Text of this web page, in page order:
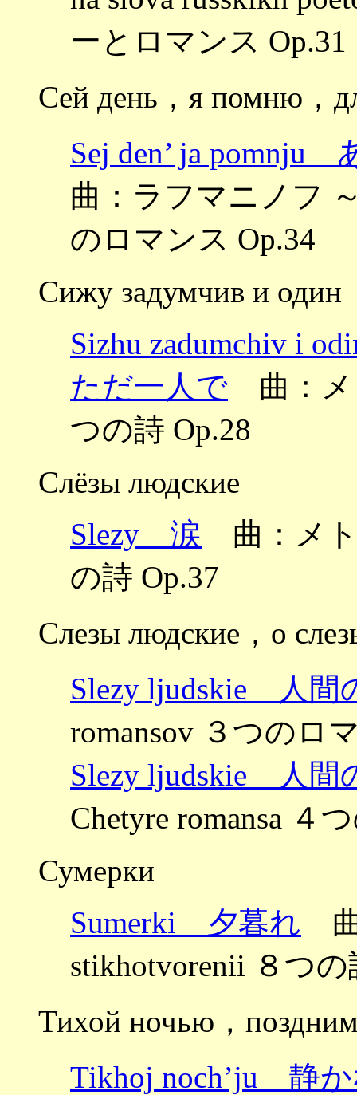
ーとロマンス Op.31
Сей день，я помню，
Sej den’ ja pomnju
曲：ラフマニノフ ～
のロマンス Op.34
Сижу задумчив и один
Sizhu zadumchiv
ただ一人で 曲：メ
つの詩 Op.28
Слёзы людские
Slezy 涙 曲：メト
の詩 Op.37
Слезы людские，о
Slezy ljudskie 人間
romansov ３つのロ
Slezy ljudskie 人間
Chetyre romansa ４
Сумерки
Sumerki 夕暮れ 曲
stikhotvorenii ８つの
Тихой ночью，
Tikhoj noch’ju 静